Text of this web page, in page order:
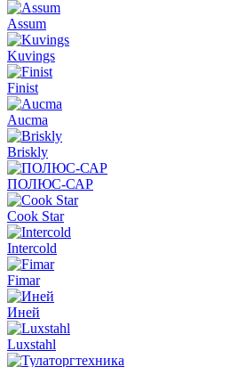
Assum
Kuvings
Finist
Aucma
Briskly
ПОЛЮС-САР
Cook Star
Intercold
Fimar
Иней
Luxstahl